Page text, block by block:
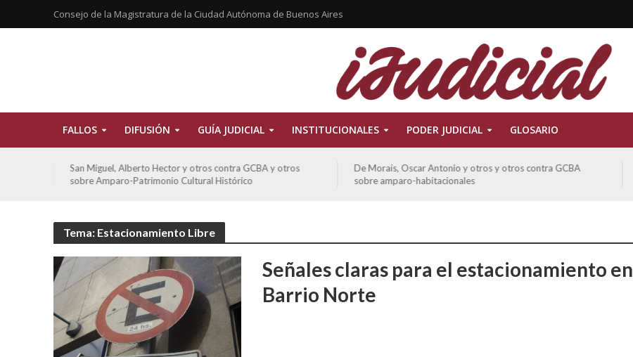
Consejo de la Magistratura de la Ciudad Autónoma de Buenos Aires
FALLOS DIFUSIÓN GUÍA JUDICIAL INSTITUCIONALES PODER JUDICIAL GLOSARIO
De Morais, Oscar Antonio y otros y otros contra GCBA
sobre amparo-habitacionales
Ferreyra Pardo, Claudia Eva Edith y otros contra GCBA y
otros sobre amparo-ambiental
Tema: Estacionamiento Libre
Señales claras para el estacionamiento en
Barrio Norte